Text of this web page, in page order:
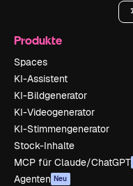
Produkte
Spaces
KI-Assistent
KI-Bildgenerator
KI-Videogenerator
KI-Stimmengenerator
Stock-Inhalte
MCP für Claude/ChatGPT
Agenten Neu